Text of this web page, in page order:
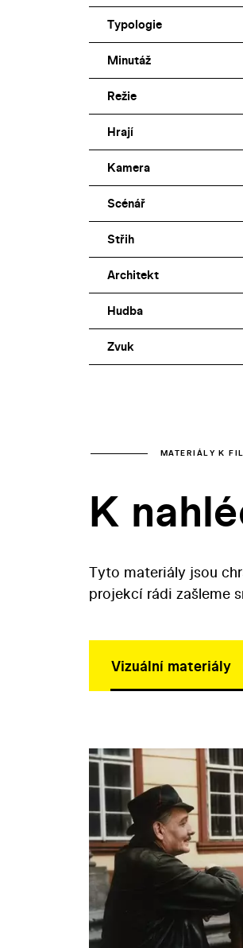
Typologie
Minutáž
Režie
Hrají
Kamera
Scénář
Střih
Architekt
Hudba
Zvuk
MATERIÁLY K
K
Tyto materiály jsou
projekcí rádi zašleme
Vizuální materiály